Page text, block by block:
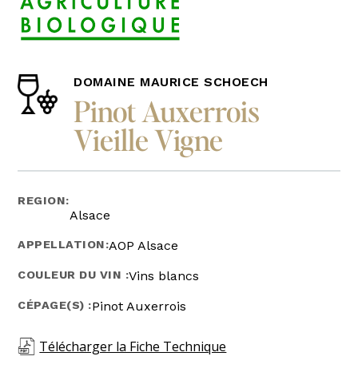
DOMAINE MAURICE SCHOECH
Pinot Auxerrois
Vieille Vigne
REGION:
Alsace
APPELLATION:AOP Alsace
COULEUR DU VIN :Vins blancs
CÉPAGE(S) :Pinot Auxerrois
Télécharger la Fiche Technique